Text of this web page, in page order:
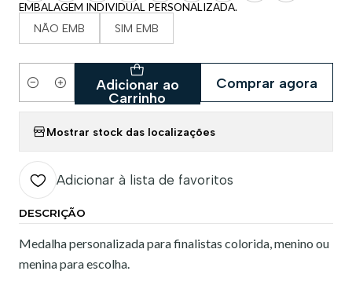
EMBALAGEM INDIVIDUAL PERSONALIZADA.
NÃO EMB SIM EMB
Quantidade
Adicionar ao
Carrinho
Comprar agora
Mostrar stock das localizações
Adicionar à lista de favoritos
DESCRIÇÃO
Medalha personalizada para finalistas colorida, menino ou
menina para escolha.